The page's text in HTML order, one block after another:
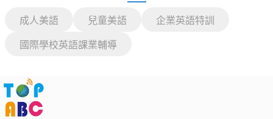
成人美語 兒童美語 企業英語特訓
國際學校英語課業輔導